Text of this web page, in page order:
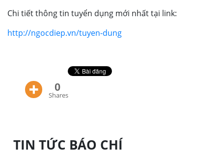
Chi tiết thông tin tuyển dụng mới nhất tại link:
http://ngocdiep.vn/tuyen-dung
0
Shares
TIN TỨC BÁO CHÍ